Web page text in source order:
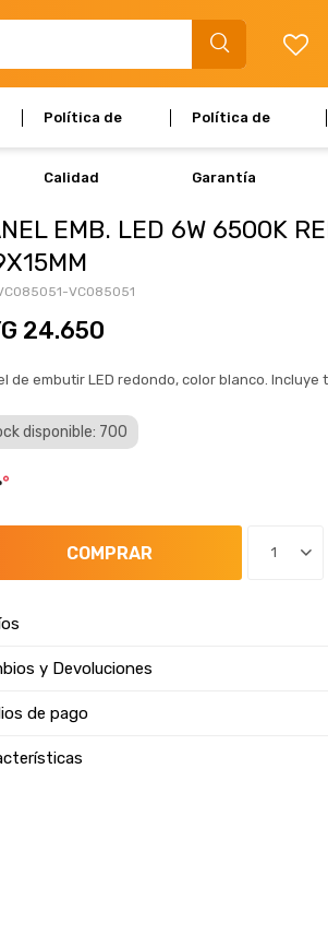
Política de
Calidad
Política de
Garantía
EMB. LED 6W 6500K
VC085051
24.650
de embutir LED redondo, color blanco. Incluye
disponible: 700
1
COMPRAR
y Devoluciones
de pago